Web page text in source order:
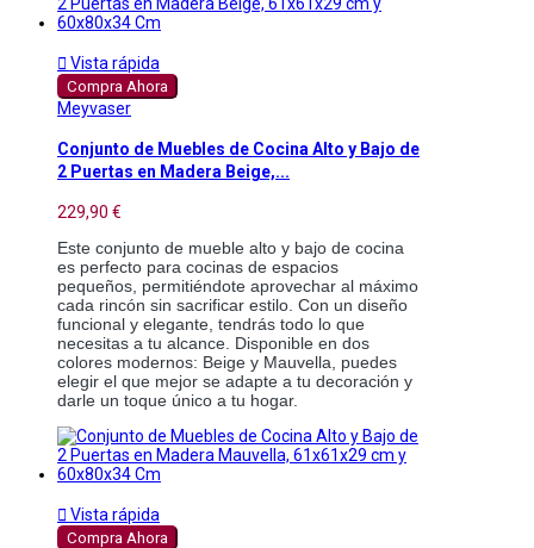
 Vista rápida
Compra Ahora
Meyvaser
Conjunto de Muebles de Cocina Alto y Bajo de
2 Puertas en Madera Beige,...
229,90 €
Este conjunto de mueble alto y bajo de cocina
es perfecto para cocinas de espacios
pequeños, permitiéndote aprovechar al máximo
cada rincón sin sacrificar estilo. Con un diseño
funcional y elegante, tendrás todo lo que
necesitas a tu alcance. Disponible en dos
colores modernos: Beige y Mauvella, puedes
elegir el que mejor se adapte a tu decoración y
darle un toque único a tu hogar.
 Vista rápida
Compra Ahora